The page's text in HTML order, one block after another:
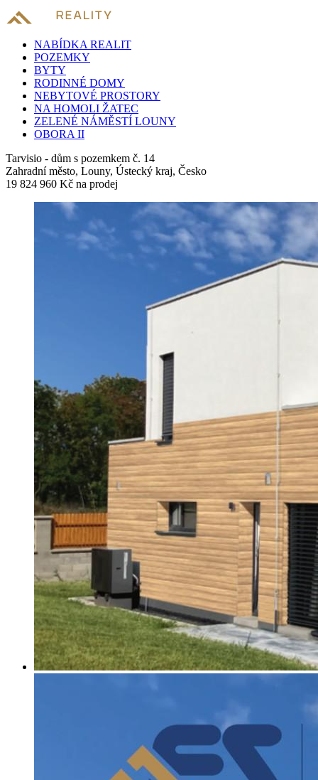
NABÍDKA REALIT
POZEMKY
BYTY
RODINNÉ DOMY
NEBYTOVÉ PROSTORY
NA HOMOLI ŽATEC
ZELENÉ NÁMĚSTÍ LOUNY
OBORA II
Tarvisio - dům s pozemkem č. 14
Zahradní město, Louny, Ústecký kraj, Česko
19 824 960 Kč na prodej